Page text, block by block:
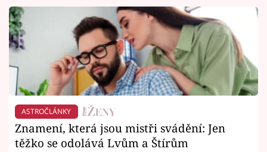
ASTROČLÁNKY
Znamení, která jsou mistři svádění: Jen
těžko se odolává Lvům a Štírům